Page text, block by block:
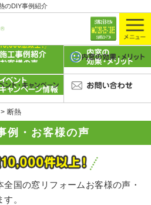
のDIY事例紹介
例・お客様の声
断熱
国の窓リフォームお客様の声・
。